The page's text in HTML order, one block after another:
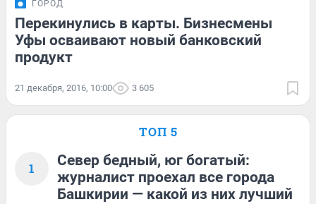
ГОРОД
Перекинулись в карты. Бизнесмены
Уфы осваивают новый банковский
продукт
21 декабря, 2016, 10:00 3 605
ТОП 5
1
Север бедный, юг богатый:
журналист проехал все города
Башкирии — какой из них лучший